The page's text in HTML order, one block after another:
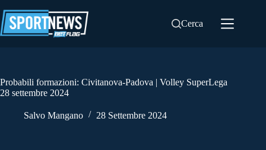
al
contenuto
Cerca
Probabili formazioni: Civitanova-Padova | Volley SuperLega
28 settembre 2024
Salvo Mangano 28 Settembre 2024